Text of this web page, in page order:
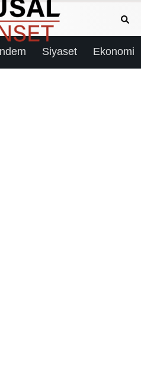
Siyaset Ekonomi